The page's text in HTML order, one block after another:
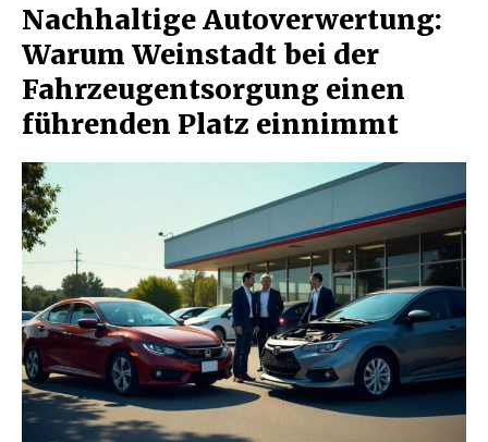
Nachhaltige Autoverwertung:
Warum Weinstadt bei der
Fahrzeugentsorgung einen
führenden Platz einnimmt